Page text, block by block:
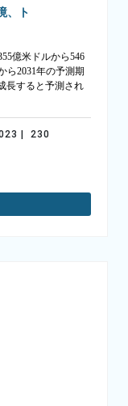
、ト
億米ドルから546
ら2031年の予測期
長すると予測され
| 230